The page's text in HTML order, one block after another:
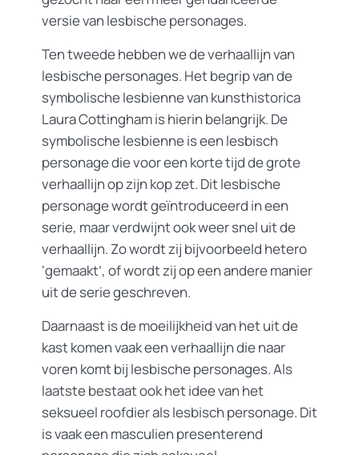
versie van lesbische personages.
Ten tweede hebben we de verhaallijn van
lesbische personages. Het begrip van de
symbolische lesbienne van kunsthistorica
Laura Cottingham is hierin belangrijk. De
symbolische lesbienne is een lesbisch
personage die voor een korte tijd de grote
verhaallijn op zijn kop zet. Dit lesbische
personage wordt geïntroduceerd in een
serie, maar verdwijnt ook weer snel uit de
verhaallijn. Zo wordt zij bijvoorbeeld hetero
‘gemaakt’, of wordt zij op een andere manier
uit de serie geschreven.
Daarnaast is de moeilijkheid van het uit de
kast komen vaak een verhaallijn die naar
voren komt bij lesbische personages. Als
laatste bestaat ook het idee van het
seksueel roofdier als lesbisch personage. Dit
is vaak een masculien presenterend